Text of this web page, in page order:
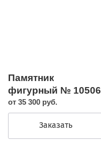
Памятник
фигурный № 10506
от 35 300 руб.
Заказать